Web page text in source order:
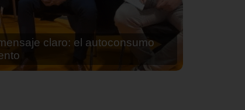
moléculas de agua para